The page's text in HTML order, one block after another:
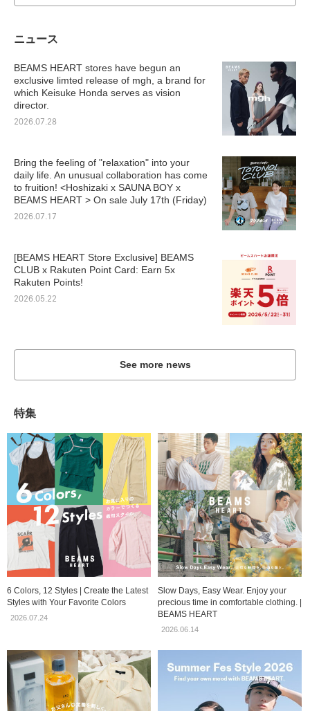
ニュース
BEAMS HEART stores have begun an
exclusive limted release of mgh, a brand for
which Keisuke Honda serves as vision
director.
2026.07.28
Bring the feeling of "relaxation" into your
daily life. An unusual collaboration has come
to fruition! <Hoshizaki x SAUNA BOY x
BEAMS HEART > On sale July 17th (Friday)
2026.07.17
[BEAMS HEART Store Exclusive] BEAMS
CLUB x Rakuten Point Card: Earn 5x
Rakuten Points!
2026.05.22
See more news
特集
6 Colors, 12 Styles | Create the Latest
Styles with Your Favorite Colors
2026.07.24
Slow Days, Easy Wear. Enjoy your
precious time in comfortable clothing. |
BEAMS HEART
2026.06.14